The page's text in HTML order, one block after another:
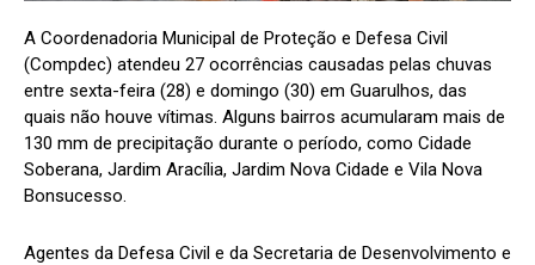
A Coordenadoria Municipal de Proteção e Defesa Civil
(Compdec) atendeu 27 ocorrências causadas pelas chuvas
entre sexta-feira (28) e domingo (30) em Guarulhos, das
quais não houve vítimas. Alguns bairros acumularam mais de
130 mm de precipitação durante o período, como Cidade
Soberana, Jardim Aracília, Jardim Nova Cidade e Vila Nova
Bonsucesso.
Agentes da Defesa Civil e da Secretaria de Desenvolvimento e